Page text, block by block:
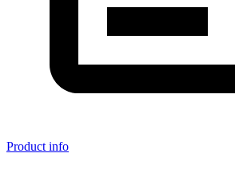
Product info